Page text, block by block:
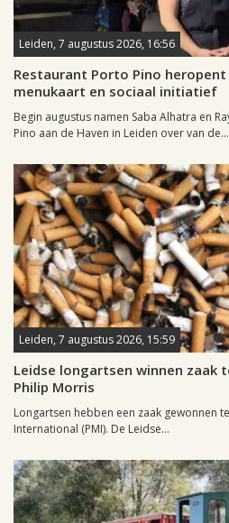
Leiden, 7 augustus 2026, 16:56
Restaurant Porto Pino
menukaart en sociaal initiatief
Begin augustus namen Saba Alhatra en
Pino aan de Haven in Leiden over van de...
Leiden, 7 augustus 2026, 15:59
Leidse longartsen winnen zaak
Philip Morris
Longartsen hebben een zaak gewonnen
International (PMI). De Leidse...